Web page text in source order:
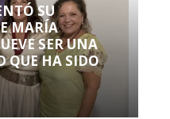
SU
MARÍA
SER UNA
QUE HA SIDO